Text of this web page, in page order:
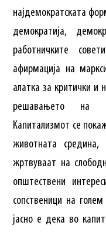
најдемократската
демократија,
работничките
афирмација на
алатка за критички и
решавањето на
Капитализмот се
животната
жртвуваат на
општествени
сопственици на
јасно е дека во